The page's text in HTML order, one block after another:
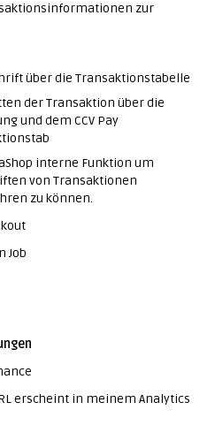
zur
über die Transaktionstabelle
der Transaktion über die
und dem CCV Pay
interne Funktion um
von Transaktionen
zu können.
Job
erscheint in meinem Analytics